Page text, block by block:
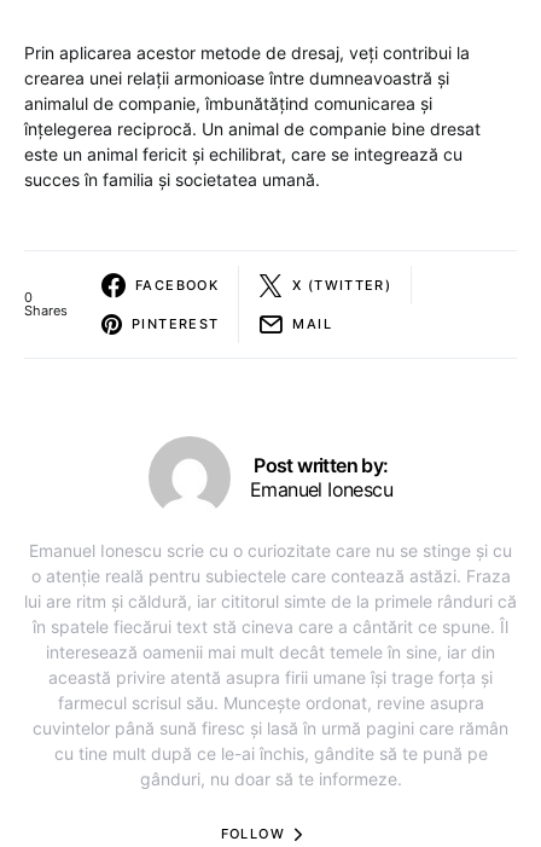
Prin aplicarea acestor metode de dresaj, veți contribui la
crearea unei relații armonioase între dumneavoastră și
animalul de companie, îmbunătățind comunicarea și
înțelegerea reciprocă. Un animal de companie bine dresat
este un animal fericit și echilibrat, care se integrează cu
succes în familia și societatea umană.
0
Shares
FACEBOOK X (TWITTER)
PINTEREST MAIL
Post written by:
Emanuel Ionescu
Emanuel Ionescu scrie cu o curiozitate care nu se stinge și cu
o atenție reală pentru subiectele care contează astăzi. Fraza
lui are ritm și căldură, iar cititorul simte de la primele rânduri că
în spatele fiecărui text stă cineva care a cântărit ce spune. Îl
interesează oamenii mai mult decât temele în sine, iar din
această privire atentă asupra firii umane își trage forța și
farmecul scrisul său. Muncește ordonat, revine asupra
cuvintelor până sună firesc și lasă în urmă pagini care rămân
cu tine mult după ce le-ai închis, gândite să te pună pe
gânduri, nu doar să te informeze.
FOLLOW